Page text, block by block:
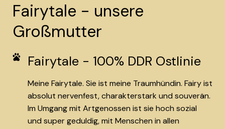
Fairytale - unsere
Großmutter
Fairytale - 100% DDR Ostlinie
Meine Fairytale. Sie ist meine Traumhündin. Fairy ist
absolut nervenfest, charakterstark und souverän.
Im Umgang mit Artgenossen ist sie hoch sozial
und super geduldig, mit Menschen in allen